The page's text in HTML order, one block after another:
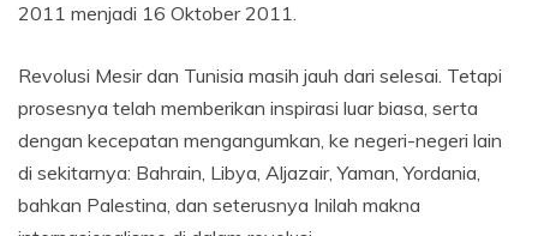
2011 menjadi 16 Oktober 2011.
Revolusi Mesir dan Tunisia masih jauh dari selesai. Tetapi
prosesnya telah memberikan inspirasi luar biasa, serta
dengan kecepatan mengangumkan, ke negeri-negeri lain
di sekitarnya: Bahrain, Libya, Aljazair, Yaman, Yordania,
bahkan Palestina, dan seterusnya Inilah makna